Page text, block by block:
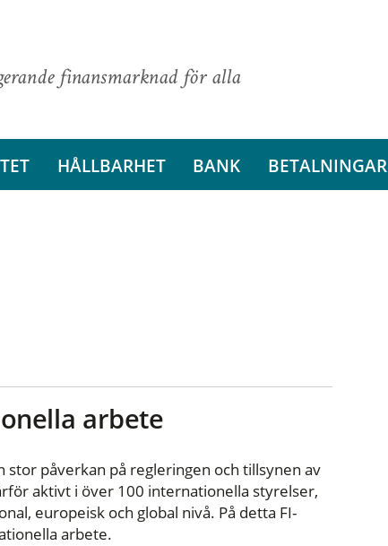
finansmarknad för alla
HÅLLBARHET BANK BETALNINGAR
arbete
påverkan på regleringen och tillsynen av
aktivt i över 100 internationella styrelser,
europeisk och global nivå. På detta FI-
arbete.